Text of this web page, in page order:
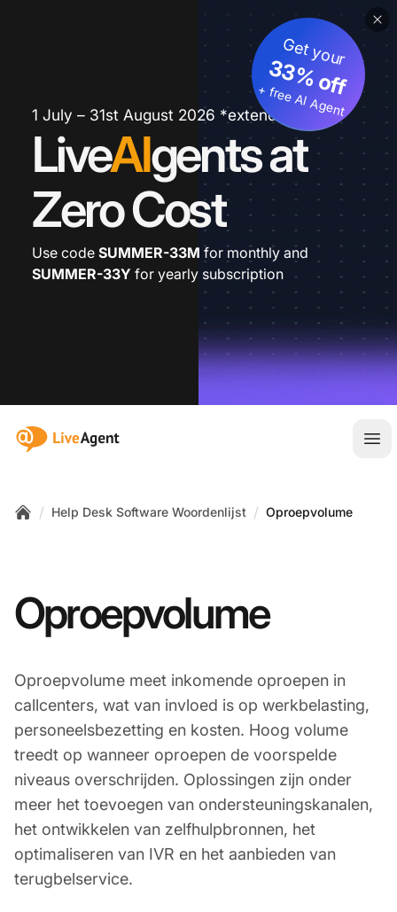
1 July – 31st August 2026 *extended
LiveAIgents at
Zero Cost
Get your
33% off
+ free AI Agent
Use code SUMMER-33M for monthly and
SUMMER-33Y for yearly subscription
:site.title
/ Help Desk Software Woordenlijst / Oproepvolume
Oproepvolume
Oproepvolume meet inkomende oproepen in
callcenters, wat van invloed is op werkbelasting,
personeelsbezetting en kosten. Hoog volume
treedt op wanneer oproepen de voorspelde
niveaus overschrijden. Oplossingen zijn onder
meer het toevoegen van ondersteuningskanalen,
het ontwikkelen van zelfhulpbronnen, het
optimaliseren van IVR en het aanbieden van
terugbelservice.